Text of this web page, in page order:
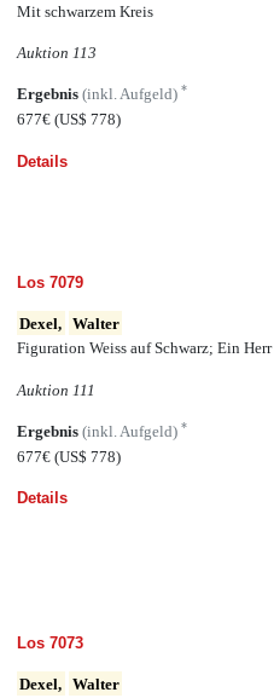
Mit schwarzem Kreis
Auktion 113
Ergebnis (inkl. Aufgeld) *
677€ (US$ 778)
Details
Los 7079
Dexel, Walter
Figuration Weiss auf Schwarz; Ein Herr
Auktion 111
Ergebnis (inkl. Aufgeld) *
677€ (US$ 778)
Details
Los 7073
Dexel, Walter